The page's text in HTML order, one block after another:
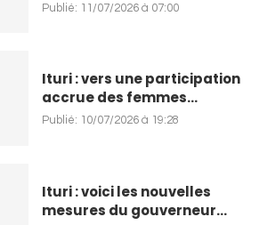
Publié: 11/07/2026 à 07:00
Ituri : vers une participation
accrue des femmes...
Publié: 10/07/2026 à 19:28
Ituri : voici les nouvelles
mesures du gouverneur...